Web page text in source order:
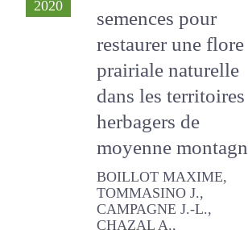
Récolter des
semences pour
restaurer une flore
prairiale naturelle
dans les territoires
herbagers de
moyenne
montagne